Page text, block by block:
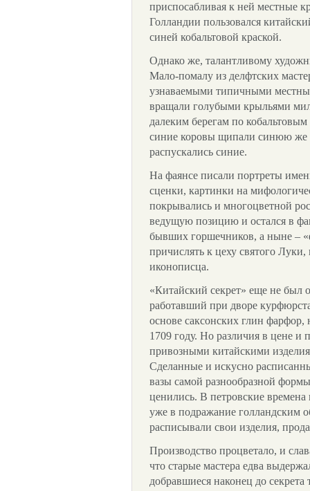
приспосабливая к ней местные
Голландии пользовался
синей кобальтовой краской.
Однако же, талантливому
Мало-помалу из делфтских
узнаваемыми типичными
вращали голубыми крыльями
далеким берегам по
синие коровы щипали синюю же
распускались синие.
На фаянсе писали портреты
сценки, картинки на
покрывались и многоцветной
ведущую позицию и остался в
бывших горшечников, а ныне –
причислять к цеху святого
иконописца.
«Китайский секрет» еще не был
работавший при дворе
основе саксонских глин
1709 году. Но различия в цене
привозными китайскими
Сделанные и искусно
вазы самой разнообразной
ценились. В петровские
уже в подражание голландским
расписывали свои изделия,
Производство процветало, и
что старые мастера едва
добравшиеся наконец до